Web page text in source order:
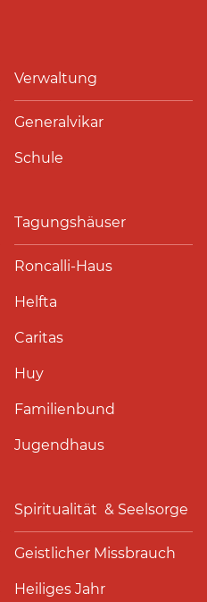
Verwaltung
Generalvikar
Schule
Tagungshäuser
Roncalli-Haus
Helfta
Caritas
Huy
Familienbund
Jugendhaus
Spiritualität & Seelsorge
Geistlicher Missbrauch
Heiliges Jahr